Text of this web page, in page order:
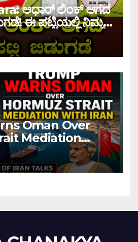
ಆಧಾರ್ ಲಿಂಕ್ ಆಗದ
ಈ ಪಟ್ಟಿಯಲ್ಲಿ ನಿಮ್ಮ
ಹಣ ಜಮಾ ಆಗಲ್ಲ !
Oman Over
Mediation